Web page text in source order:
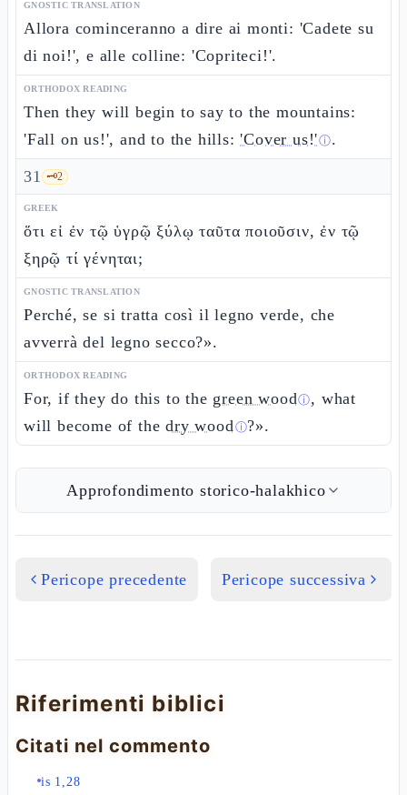
GNOSTIC TRANSLATION
Allora cominceranno a dire ai monti: 'Cadete su
di noi!', e alle colline: 'Copriteci!'.
ORTHODOX READING
Then they will begin to say to the mountains:
'Fall on us!', and to the hills:'Cover us!'ⓘ.
31 🗝️2
GREEK
ὅτι εἰ ἐν τῷ ὑγρῷ ξύλῳ ταῦτα ποιοῦσιν, ἐν τῷ
ξηρῷ τί γένηται;
GNOSTIC TRANSLATION
Perché, se si tratta così il legno verde, che
avverrà del legno secco?».
ORTHODOX READING
For, if they do this to the green woodⓘ, what
will become of thedry woodⓘ?».
Approfondimento storico-halakhico
Pericope precedente Pericope successiva
Riferimenti biblici
Citati nel commento
is 1,28